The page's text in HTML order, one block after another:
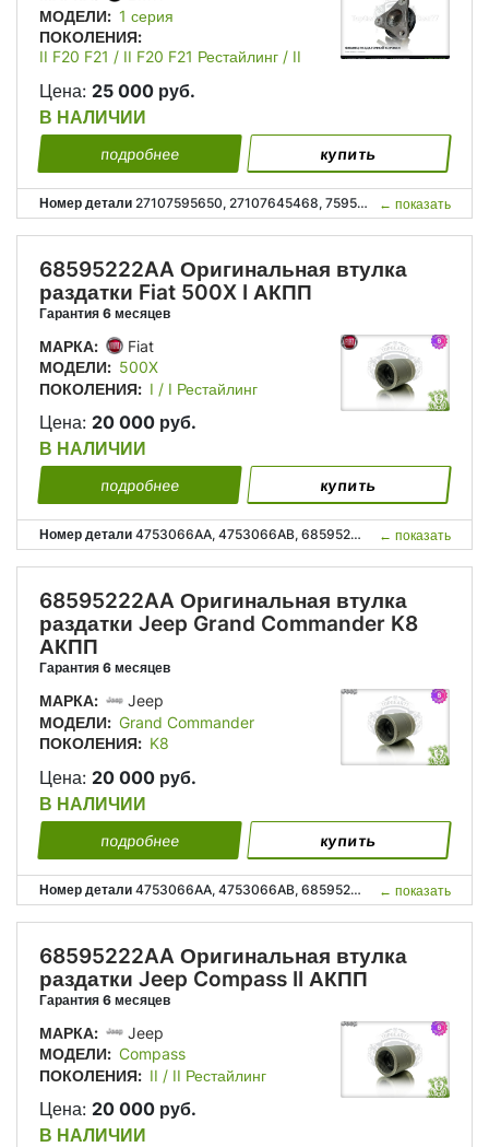
МОДЕЛИ: 1 серия
ПОКОЛЕНИЯ:
II F20 F21 / II F20 F21 Рестайлинг / II
Цена: 25 000 руб.
В НАЛИЧИИ
подробнее купить
Номер детали 27107595650, 27107645468, 7595650, 7645468, 27 10 7 595 650, 27 10 7 645 468; ← показать
68595222AA Оригинальная втулка
раздатки Fiat 500X I АКПП
Гарантия 6 месяцев
МАРКА:
Fiat
МОДЕЛИ: 500X
ПОКОЛЕНИЯ: I / I Рестайлинг
Цена: 20 000 руб.
В НАЛИЧИИ
подробнее купить
Номер детали 4753066AA, 4753066AB, 68595222AA, P4753066AA, P4753066AB, P68595222AA, 4753 066AA, 4753 066AB, 68595 222AA; ← показать
68595222AA Оригинальная втулка
раздатки Jeep Grand Commander K8
АКПП
Гарантия 6 месяцев
МАРКА:
Jeep
МОДЕЛИ: Grand Commander
ПОКОЛЕНИЯ: K8
Цена: 20 000 руб.
В НАЛИЧИИ
подробнее купить
Номер детали 4753066AA, 4753066AB, 68595222AA, P4753066AA, P4753066AB, P68595222AA, 4753 066AA, 4753 066AB, 68595 222AA; ← показать
68595222AA Оригинальная втулка
раздатки Jeep Compass II АКПП
Гарантия 6 месяцев
МАРКА:
Jeep
МОДЕЛИ: Compass
ПОКОЛЕНИЯ: II / II Рестайлинг
Цена: 20 000 руб.
В НАЛИЧИИ